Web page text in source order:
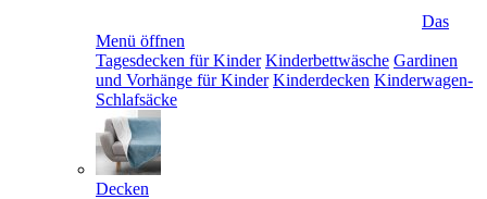
Das
Menü öffnen
Tagesdecken für Kinder Kinderbettwäsche Gardinen
und Vorhänge für Kinder Kinderdecken Kinderwagen-
Schlafsäcke
Decken